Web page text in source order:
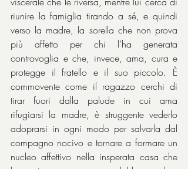
riunire la famiglia tirando a sé, e quindi
verso la madre, la sorella che non prova
più affetto per chi l’ha generata
controvoglia e che, invece, ama, cura e
protegge il fratello e il suo piccolo. È
commovente come il ragazzo cerchi di
tirar fuori dalla palude in cui ama
rifugiarsi la madre, è struggente vederlo
adoprarsi in ogni modo per salvarla dal
compagno nocivo e tornare a formare un
nucleo affettivo nella insperata casa che